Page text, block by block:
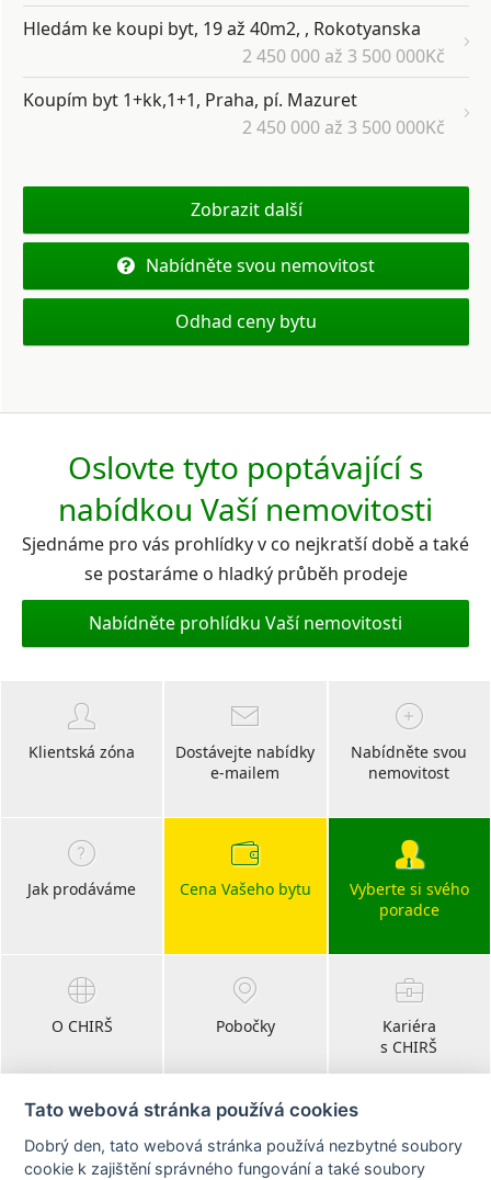
Hledám ke koupi byt, 19 až 40m2, , Rokotyanska
2 450 000 až 3 500 000Kč
Koupím byt 1+kk,1+1, Praha, pí. Mazuret
2 450 000 až 3 500 000Kč
Zobrazit další
Nabídněte svou nemovitost
Odhad ceny bytu
Oslovte tyto poptávající s
nabídkou Vaší nemovitosti
Sjednáme pro vás prohlídky v co nejkratší době a také
se postaráme o hladký průběh prodeje
Nabídněte prohlídku Vaší nemovitosti
Klientská zóna
Dostávejte nabídky
e-mailem
Nabídněte svou
nemovitost
Jak prodáváme Cena Vašeho bytu
Vyberte si svého
poradce
O CHIRŠ Pobočky
Kariéra
s CHIRŠ
Blog
Tato webová stránka používá cookies
Dobrý den, tato webová stránka používá nezbytné soubory
cookie k zajištění správného fungování a také soubory